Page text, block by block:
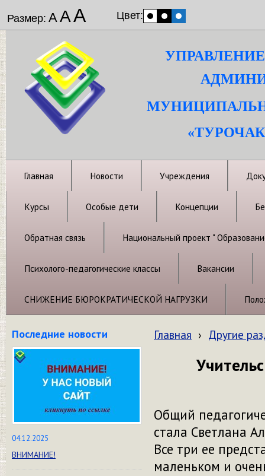
Размер: ААА Цвет:
Главная Новости Учреждения
Курсы Особые дети Концепции
Обратная связь Национальный проект "
Психолого-педагогические классы Вакансии
СНИЖЕНИЕ БЮРОКРАТИЧЕСКОЙ НАГРУЗКИ
Последние новости
04.12.2025
ВНИМАНИЕ!
Главная › Другие
Общий
стала Светлана
Все три ее
маленьком и